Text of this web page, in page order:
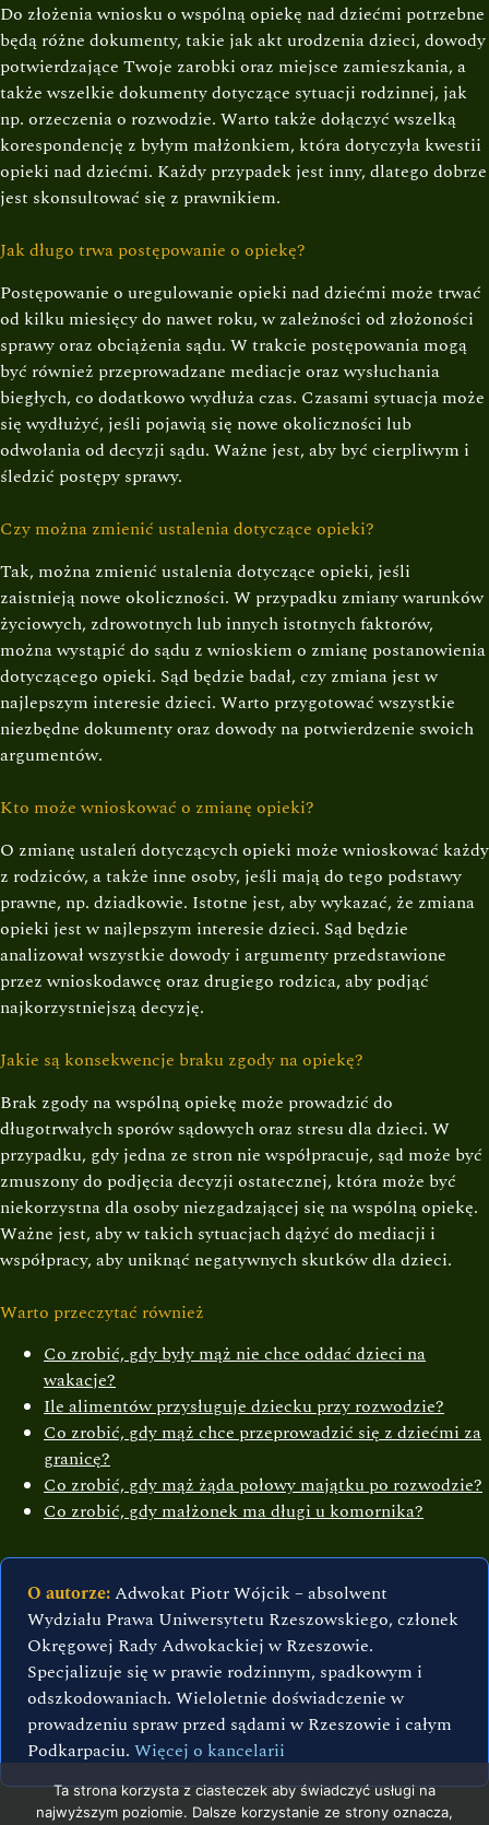
Do złożenia wniosku o wspólną opiekę nad dziećmi potrzebne
będą różne dokumenty, takie jak akt urodzenia dzieci, dowody
potwierdzające Twoje zarobki oraz miejsce zamieszkania, a
także wszelkie dokumenty dotyczące sytuacji rodzinnej, jak
np. orzeczenia o rozwodzie. Warto także dołączyć wszelką
korespondencję z byłym małżonkiem, która dotyczyła kwestii
opieki nad dziećmi. Każdy przypadek jest inny, dlatego dobrze
jest skonsultować się z prawnikiem.
Jak długo trwa postępowanie o opiekę?
Postępowanie o uregulowanie opieki nad dziećmi może trwać
od kilku miesięcy do nawet roku, w zależności od złożoności
sprawy oraz obciążenia sądu. W trakcie postępowania mogą
być również przeprowadzane mediacje oraz wysłuchania
biegłych, co dodatkowo wydłuża czas. Czasami sytuacja może
się wydłużyć, jeśli pojawią się nowe okoliczności lub
odwołania od decyzji sądu. Ważne jest, aby być cierpliwym i
śledzić postępy sprawy.
Czy można zmienić ustalenia dotyczące opieki?
Tak, można zmienić ustalenia dotyczące opieki, jeśli
zaistnieją nowe okoliczności. W przypadku zmiany warunków
życiowych, zdrowotnych lub innych istotnych faktorów,
można wystąpić do sądu z wnioskiem o zmianę postanowienia
dotyczącego opieki. Sąd będzie badał, czy zmiana jest w
najlepszym interesie dzieci. Warto przygotować wszystkie
niezbędne dokumenty oraz dowody na potwierdzenie swoich
argumentów.
Kto może wnioskować o zmianę opieki?
O zmianę ustaleń dotyczących opieki może wnioskować każdy
z rodziców, a także inne osoby, jeśli mają do tego podstawy
prawne, np. dziadkowie. Istotne jest, aby wykazać, że zmiana
opieki jest w najlepszym interesie dzieci. Sąd będzie
analizował wszystkie dowody i argumenty przedstawione
przez wnioskodawcę oraz drugiego rodzica, aby podjąć
najkorzystniejszą decyzję.
Jakie są konsekwencje braku zgody na opiekę?
Brak zgody na wspólną opiekę może prowadzić do
długotrwałych sporów sądowych oraz stresu dla dzieci. W
przypadku, gdy jedna ze stron nie współpracuje, sąd może być
zmuszony do podjęcia decyzji ostatecznej, która może być
niekorzystna dla osoby niezgadzającej się na wspólną opiekę.
Ważne jest, aby w takich sytuacjach dążyć do mediacji i
współpracy, aby uniknąć negatywnych skutków dla dzieci.
Warto przeczytać również
Co zrobić, gdy były mąż nie chce oddać dzieci na
wakacje?
Ile alimentów przysługuje dziecku przy rozwodzie?
Co zrobić, gdy mąż chce przeprowadzić się z dziećmi za
granicę?
Co zrobić, gdy mąż żąda połowy majątku po rozwodzie?
Co zrobić, gdy małżonek ma długi u komornika?
O autorze:Adwokat Piotr Wójcik – absolwent
Wydziału Prawa Uniwersytetu Rzeszowskiego, członek
Okręgowej Rady Adwokackiej w Rzeszowie.
Specjalizuje się w prawie rodzinnym, spadkowym i
odszkodowaniach. Wieloletnie doświadczenie w
prowadzeniu spraw przed sądami w Rzeszowie i całym
Podkarpaciu. Więcej o kancelarii
Ta strona korzysta z ciasteczek aby świadczyć usługi na
najwyższym poziomie. Dalsze korzystanie ze strony oznacza,